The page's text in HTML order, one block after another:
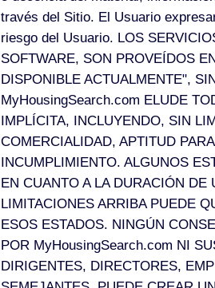
través del Sitio. El Usuario
riesgo del Usuario. LOS
SOFTWARE, SON PROVEÍDOS
DISPONIBLE ACTUALMENTE",
MyHousingSearch.com ELUDE
IMPLÍCITA, INCLUYENDO, SIN
COMERCIALIDAD, APTITUD
INCUMPLIMIENTO. ALGUNOS
EN CUANTO A LA DURACIÓN
LIMITACIONES ARRIBA PUEDE
ESOS ESTADOS. NINGÚN
POR MyHousingSearch.com NI
DIRIGENTES, DIRECTORES,